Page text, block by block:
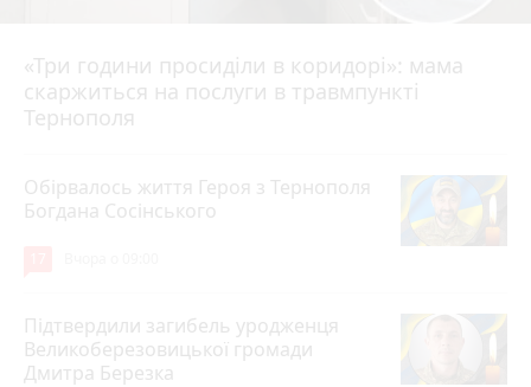
«Три години просиділи в коридорі»: мама
скаржиться на послуги в травмпункті
Тернополя
Вчора о 13:05
Обірвалось життя Героя з Тернополя
Богдана Сосінського
Підтвердили загибель уродженця
Великоберезовицької громади
Дмитра Березка